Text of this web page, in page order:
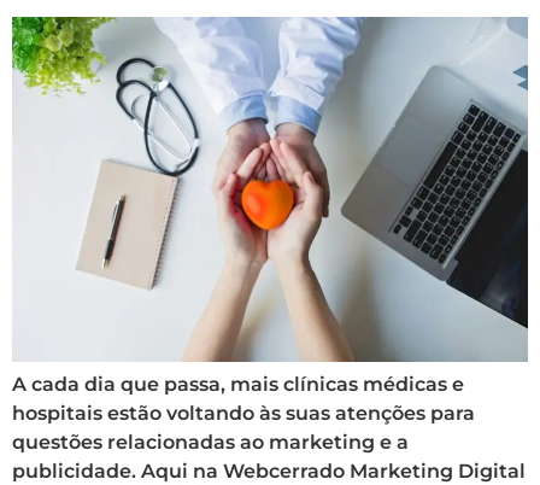
A cada dia que passa, mais clínicas médicas e
hospitais estão voltando às suas atenções para
questões relacionadas ao marketing e a
publicidade. Aqui na Webcerrado Marketing Digital